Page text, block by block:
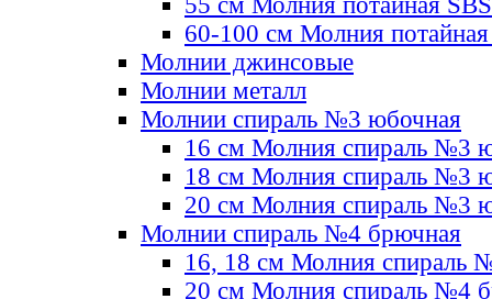
60-100 см Молния
Молнии джинсовые
Молнии металл
Молнии спираль №3 юбочная
16 см Молния спираль №3
18 см Молния спираль №3
20 см Молния спираль №3
Молнии спираль №4 брючная
16, 18 см Молния спираль
20 см Молния спираль №4